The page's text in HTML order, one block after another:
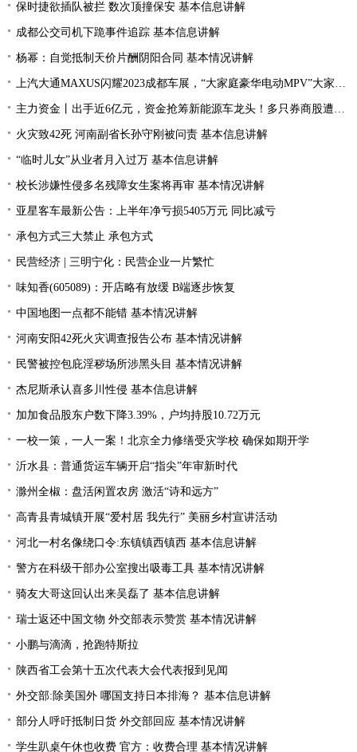
保时捷欲插队被拦 数次顶撞保安 基本信息讲解
成都公交司机下跪事件追踪 基本信息讲解
杨幂：自觉抵制天价片酬阴阳合同 基本情况讲解
上汽大通MAXUS闪耀2023成都车展，“大家庭豪华电动MPV”大家7全球首秀亮相
主力资金丨出手近6亿元，资金抢筹新能源车龙头！多只券商股遭资金抛弃
火灾致42死 河南副省长孙守刚被问责 基本信息讲解
“临时儿女”从业者月入过万 基本信息讲解
校长涉嫌性侵多名残障女生案将再审 基本情况讲解
亚星客车最新公告：上半年净亏损5405万元 同比减亏
承包方式三大禁止 承包方式
民营经济 | 三明宁化：民营企业一片繁忙
味知香(605089)：开店略有放缓 B端逐步恢复
中国地图一点都不能错 基本情况讲解
河南安阳42死火灾调查报告公布 基本情况讲解
民警被控包庇淫秽场所涉黑头目 基本情况讲解
杰尼斯承认喜多川性侵 基本信息讲解
加加食品股东户数下降3.39%，户均持股10.72万元
一校一策，一人一案！北京全力修缮受灾学校 确保如期开学
沂水县：普通货运车辆开启“指尖”年审新时代
滁州全椒：盘活闲置农房 激活“诗和远方”
高青县青城镇开展“爱村居 我先行” 美丽乡村宣讲活动
河北一村名像绕口令:东镇镇西镇西 基本信息讲解
警方在科级干部办公室搜出吸毒工具 基本情况讲解
骑友大哥这回认出来吴磊了 基本信息讲解
瑞士返还中国文物 外交部表示赞赏 基本情况讲解
小鹏与滴滴，抢跑特斯拉
陕西省工会第十五次代表大会代表报到见闻
外交部:除美国外 哪国支持日本排海？ 基本信息讲解
部分人呼吁抵制日货 外交部回应 基本情况讲解
学生趴桌午休也收费 官方：收费合理 基本情况讲解